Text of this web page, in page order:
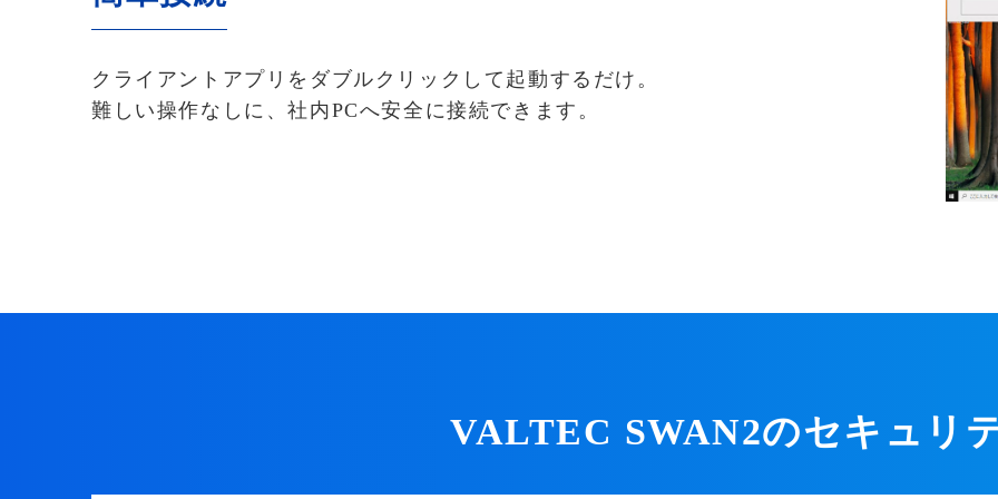
クライアントアプリをダブルクリックして起動するだけ。
難しい操作なしに、社内PCへ安全に接続できます。
VALTEC SWAN2のセキュリ